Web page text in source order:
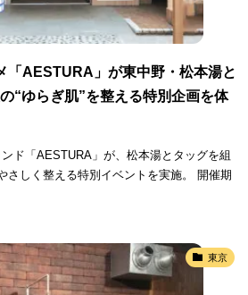
「AESTURA」が東中野・松本湯と
“ゆらぎ肌”を整える特別企画を体
ド「AESTURA」が、松本湯とタッグを組
さしく整える特別イベントを実施。 開催期
東京